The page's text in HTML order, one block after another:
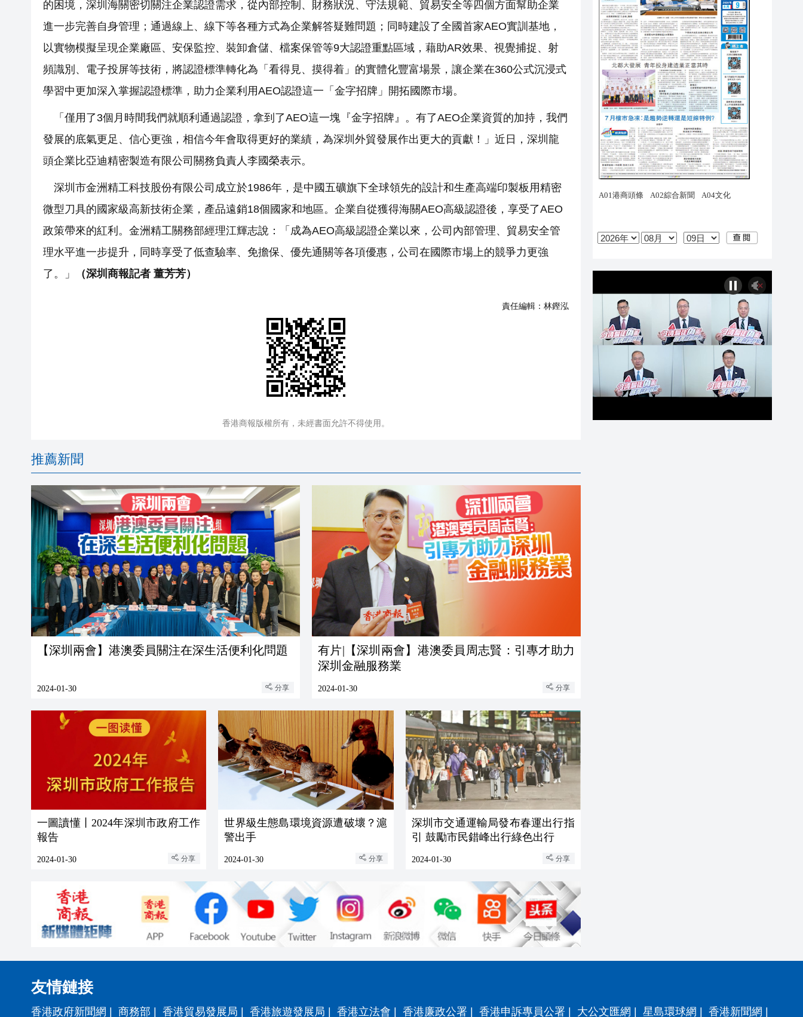
的困境，深圳海關密切關注企業認證需求，從內部控制、財務狀況、守法規範、貿易安全等四個方面幫助企業
進一步完善自身管理；通過線上、線下等各種方式為企業解答疑難問題；同時建設了全國首家AEO實訓基地，
以實物模擬呈現企業廠區、安保監控、裝卸倉儲、檔案保管等9大認證重點區域，藉助AR效果、視覺捕捉、射
頻識別、電子投屏等技術，將認證標準轉化為「看得見、摸得着」的實體化豐富場景，讓企業在360公式沉浸式
學習中更加深入掌握認證標準，助力企業利用AEO認證這一「金字招牌」開拓國際市場。
「僅用了3個月時間我們就順利通過認證，拿到了AEO這一塊『金字招牌』。有了AEO企業資質的加持，我們
發展的底氣更足、信心更強，相信今年會取得更好的業績，為深圳外貿發展作出更大的貢獻！」近日，深圳龍
頭企業比亞迪精密製造有限公司關務負責人李國榮表示。
深圳市金洲精工科技股份有限公司成立於1986年，是中國五礦旗下全球領先的設計和生產高端印製板用精密
微型刀具的國家級高新技術企業，產品遠銷18個國家和地區。企業自從獲得海關AEO高級認證後，享受了AEO
政策帶來的紅利。金洲精工關務部經理江輝志說：「成為AEO高級認證企業以來，公司內部管理、貿易安全管
理水平進一步提升，同時享受了低查驗率、免擔保、優先通關等各項優惠，公司在國際市場上的競爭力更強
了。」
（深圳商報記者 董芳芳）
責任編輯： 林鏗泓
香港商報版權所有，未經書面允許不得使用。
推薦新聞
【深圳兩會】港澳委員關注在深生活便利化問題
2024-01-30 分享
有片|【深圳兩會】港澳委員周志賢：引專才助力
深圳金融服務業
2024-01-30 分享
一圖讀懂丨2024年深圳市政府工作
報告
2024-01-30 分享
世界級生態島環境資源遭破壞？滬
警出手
2024-01-30 分享
深圳市交通運輸局發布春運出行指
引 鼓勵市民錯峰出行綠色出行
2024-01-30 分享
友情鏈接
香港政府新聞網 商務部 香港貿易發展局 香港旅遊發展局 香港立法會 香港廉政公署 香港申訴專員公署 大公文匯網 星島環球網 香港新聞網